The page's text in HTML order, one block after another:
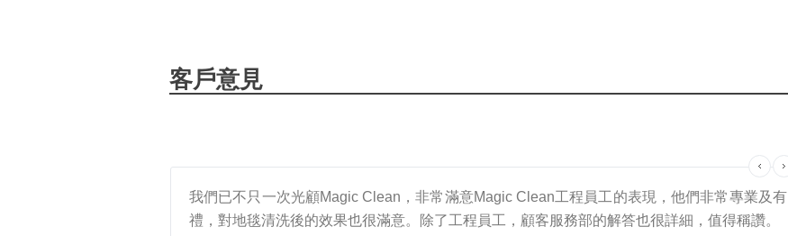
客戶意見
我們已不只一次光顧Magic Clean，非常滿意Magic Clean工程員工的表現，他們非常專業及有
禮，對地毯清洗後的效果也很滿意。除了工程員工，顧客服務部的解答也很詳細，值得稱讚。